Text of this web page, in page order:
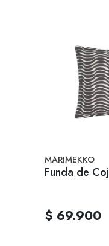
MARIMEKKO
Funda de
$ 69.900